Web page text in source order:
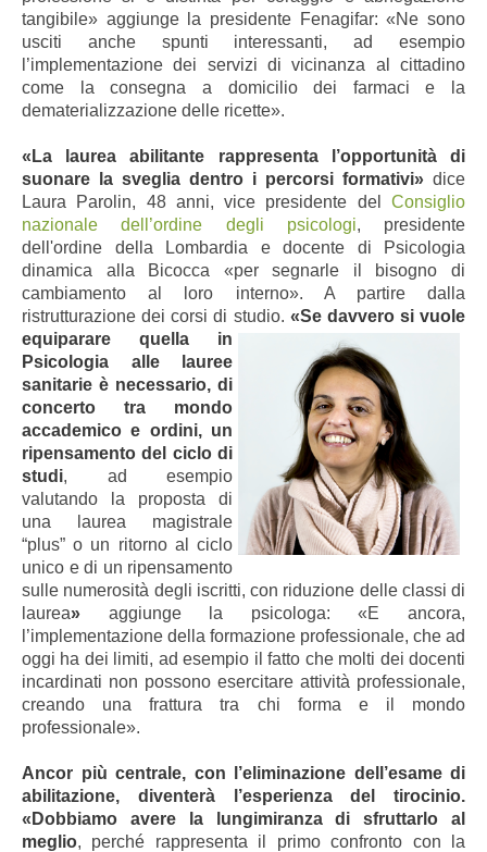
tangibile» aggiunge la presidente Fenagifar: «Ne sono
usciti anche spunti interessanti, ad esempio
l’implementazione dei servizi di vicinanza al cittadino
come la consegna a domicilio dei farmaci e la
dematerializzazione delle ricette».
«La laurea abilitante rappresenta l’opportunità di
suonare la sveglia dentro i percorsi formativi» dice
Laura Parolin, 48 anni, vice presidente del Consiglio
nazionale dell’ordine degli psicologi, presidente
dell'ordine della Lombardia e docente di Psicologia
dinamica alla Bicocca «per segnarle il bisogno di
cambiamento al loro interno». A partire dalla
ristrutturazione dei corsi di studio. «Se davvero si vuole
equiparare quella in
Psicologia alle lauree
sanitarie è necessario, di
concerto tra mondo
accademico e ordini, un
ripensamento del ciclo di
studi, ad esempio
valutando la proposta di
una laurea magistrale
“plus” o un ritorno al ciclo
unico e di un ripensamento
sulle numerosità degli iscritti, con riduzione delle classi di
laurea» aggiunge la psicologa: «E ancora,
l’implementazione della formazione professionale, che ad
oggi ha dei limiti, ad esempio il fatto che molti dei docenti
incardinati non possono esercitare attività professionale,
creando una frattura tra chi forma e il mondo
professionale».
Ancor più centrale, con l’eliminazione dell’esame di
abilitazione, diventerà l’esperienza del tirocinio.
«Dobbiamo avere la lungimiranza di sfruttarlo al
meglio, perché rappresenta il primo confronto con la